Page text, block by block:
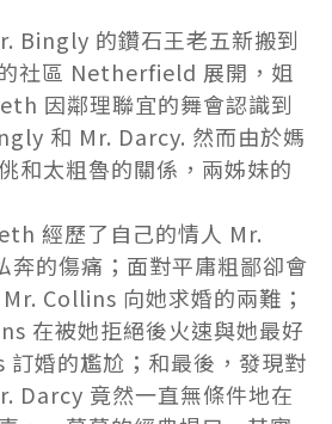
Bingly 的鑽石王老五新搬到
社區 Netherfield 展開，姐
因鄰理聯宜的舞會認識到
和 Mr. Darcy. 然而由於媽
和太粗魯的關係，兩姊妹的
經歷了自己的情人 Mr.
的傷痛；面對平庸粗鄙卻會
Collins 向她求婚的兩難；
在被她拒絕後火速與她最好
訂婚的尷尬；和最後，發現對
Darcy 竟然一直無條件地在